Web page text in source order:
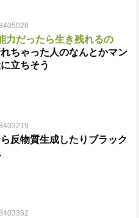
力だったら生き残れるの
ちゃった人のなんとかマン
立ちそう
反物質生成したりブラック